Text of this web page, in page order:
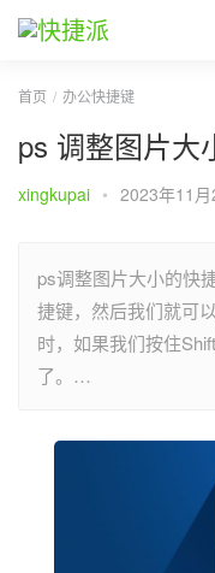
首页 办公快捷键
ps 调整图片大
xingkupai • 2023年11
ps调整图片大小的快
捷键，然后我们就可
时，如果我们按住
了。…